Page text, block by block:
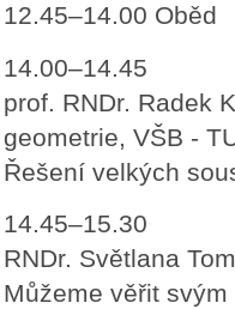
12.45–14.00 Oběd
14.00–14.45
prof. RNDr. Radek
geometrie, VŠB -
Řešení velkých
14.45–15.30
RNDr. Světlana
Můžeme věřit